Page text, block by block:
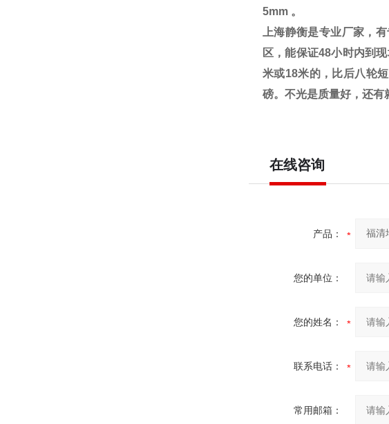
5mm 。
上海静衡是专业厂家，
区，能保证48小时内到
米或18米的，比后八轮
磅。不光是质量好，还有
在线咨询
产品：
您的单位：
您的姓名：
联系电话：
常用邮箱：